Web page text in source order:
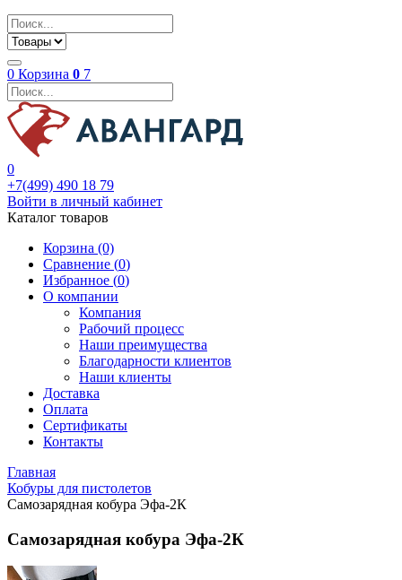
0 Корзина 0 7
0
+7(499) 490 18 79
Войти в личный кабинет
Каталог товаров
Корзина (0)
Сравнение (0)
Избранное (0)
О компании
Компания
Рабочий процесс
Наши преимущества
Благодарности клиентов
Наши клиенты
Доставка
Оплата
Сертификаты
Контакты
Главная
Кобуры для пистолетов
Самозарядная кобура Эфа-2К
Самозарядная кобура Эфа-2К